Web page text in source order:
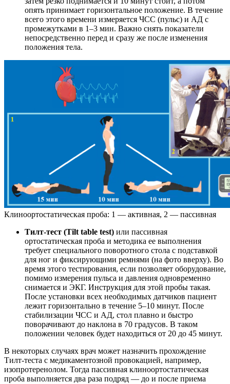
опять принимает горизонтальное положение. В течение
всего этого времени измеряется ЧСС (пульс) и АД с
промежутками в 1–3 мин. Важно снять показатели
непосредственно перед и сразу же после изменения
положения тела.
Клиноортостатическая проба: 1 — активная, 2 — пассивная
Тилт-тест (Tilt table test) или пассивная
ортостатическая проба и методика ее выполнения
требует специального поворотного стола с подставкой
для ног и фиксирующими ремнями (на фото вверху). Во
время этого тестирования, если позволяет оборудование,
помимо измерения пульса и давления одновременно
снимается и ЭКГ. Инструкция для этой пробы такая.
После установки всех необходимых датчиков пациент
лежит горизонтально в течение 5–10 минут. После
стабилизации ЧСС и АД, стол плавно и быстро
поворачивают до наклона в 70 градусов. В таком
положении человек будет находиться от 20 до 45 минут.
В некоторых случаях врач может назначить прохождение
Тилт-теста с медикаментозной провокацией, например,
изопротеренолом. Тогда пассивная клиноортостатическая
проба выполняется два раза подряд — до и после приема